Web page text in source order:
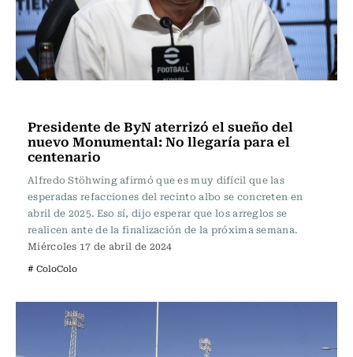
Presidente de ByN aterrizó el sueño del
nuevo Monumental: No llegaría para el
centenario
Alfredo Stöhwing afirmó que es muy difícil que las
esperadas refacciones del recinto albo se concreten en
abril de 2025. Eso sí, dijo esperar que los arreglos se
realicen ante de la finalización de la próxima semana.
Miércoles 17 de abril de 2024
# ColoColo